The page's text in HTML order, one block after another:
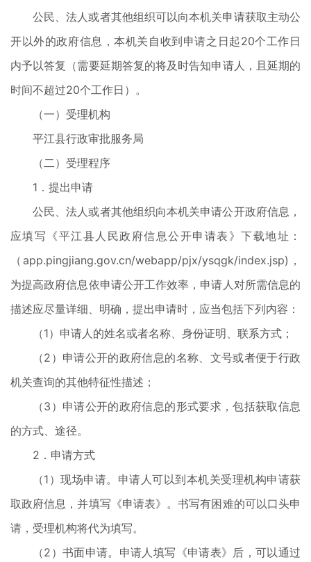
公民、法人或者其他组织可以向本机关申请获取主动公
开以外的政府信息，本机关自收到申请之日起20个工作日
内予以答复（需要延期答复的将及时告知申请人，且延期的
时间不超过20个工作日）。
（一）受理机构
平江县行政审批服务局
（二）受理程序
1．提出申请
公民、法人或者其他组织向本机关申请公开政府信息，
应填写《平江县人民政府信息公开申请表》下载地址：
（app.pingjiang.gov.cn/webapp/pjx/ysqgk/index.jsp)，
为提高政府信息依申请公开工作效率，申请人对所需信息的
描述应尽量详细、明确，提出申请时，应当包括下列内容：
（1）申请人的姓名或者名称、身份证明、联系方式；
（2）申请公开的政府信息的名称、文号或者便于行政
机关查询的其他特征性描述；
（3）申请公开的政府信息的形式要求，包括获取信息
的方式、途径。
2．申请方式
（1）现场申请。申请人可以到本机关受理机构申请获
取政府信息，并填写《申请表》。书写有困难的可以口头申
请，受理机构将代为填写。
（2）书面申请。申请人填写《申请表》后，可以通过